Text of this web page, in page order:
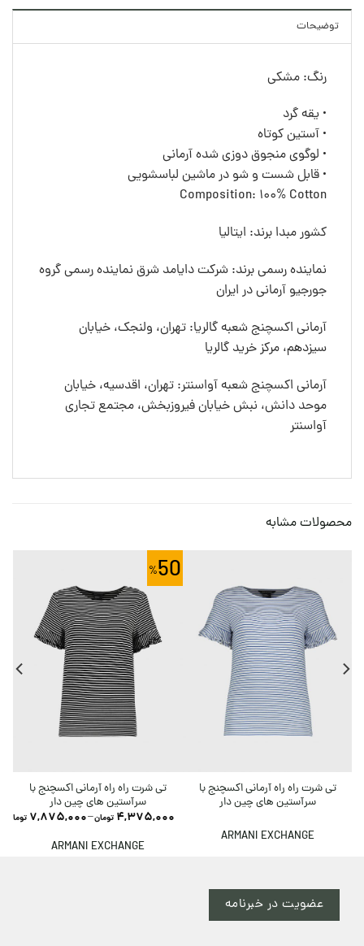
توضیحات
رنگ: مشکی
• یقه گرد
• آستین کوتاه
• لوگوی منجوق دوزی شده آرمانی
• قابل شست و شو در ماشین لباسشویی
Composition: 100% Cotton
کشور مبدا برند: ایتالیا
نماینده رسمی برند: شرکت دایامد شرق نماینده رسمی گروه
جورجیو آرمانی در ایران
آرمانی اکسچنج شعبه گالریا: تهران، ولنجک، خیابان
سیزدهم، مرکز خرید گالریا
آرمانی اکسچنج شعبه آواسنتر: تهران، اقدسیه، خیابان
موحد دانش، نبش خیابان فیروزبخش، مجتمع تجاری
آواسنتر
محصولات مشابه
تی شرت راه راه آرمانی اکسچنج با
سرآستین های چین دار
ARMANI EXCHANGE
50
تی شرت راه راه آرمانی اکسچنج با
سرآستین های چین دار
4,375,000 تومان–
7,875,000 تومان
ARMANI EXCHANGE
عضویت در خبرنامه